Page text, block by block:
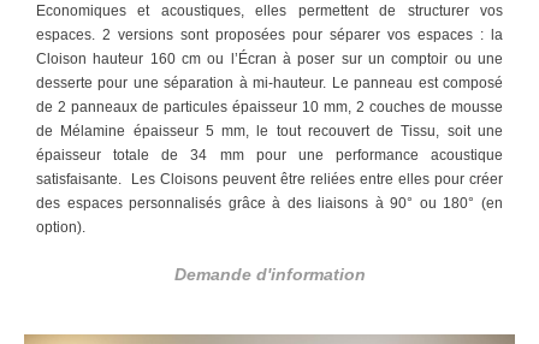
Economiques et acoustiques, elles permettent de structurer vos
espaces. 2 versions sont proposées pour séparer vos espaces : la
Cloison hauteur 160 cm ou l’Écran à poser sur un comptoir ou une
desserte pour une séparation à mi-hauteur. Le panneau est composé
de 2 panneaux de particules épaisseur 10 mm, 2 couches de mousse
de Mélamine épaisseur 5 mm, le tout recouvert de Tissu, soit une
épaisseur totale de 34 mm pour une performance acoustique
satisfaisante.
Les Cloisons peuvent être reliées entre elles pour créer
des espaces personnalisés grâce à des liaisons à 90° ou 180° (en
option).
Demande d'information